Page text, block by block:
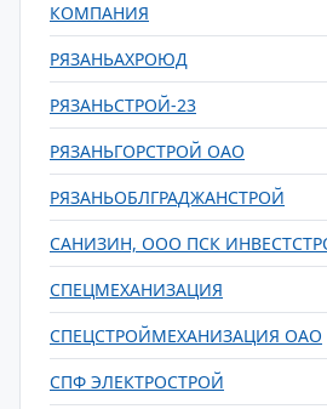
КОМПАНИЯ
РЯЗАНЬАХРОЮД
РЯЗАНЬСТРОЙ-23
РЯЗАНЬГОРСТРОЙ ОАО
РЯЗАНЬОБЛГРАДЖАНСТРОЙ
САНИЗИН, ООО ПСК
СПЕЦМЕХАНИЗАЦИЯ
СПЕЦСТРОЙМЕХАНИЗАЦИЯ ОАО
СПФ ЭЛЕКТРОСТРОЙ